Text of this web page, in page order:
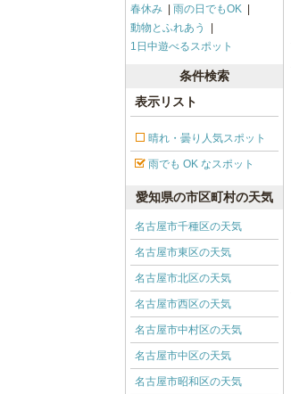
春休み
雨の日でもOK
動物とふれあう
1日中遊べるスポット
条件検索
表示リスト
晴れ・曇り人気スポット
雨でも OK なスポット
愛知県の市区町村の天気
名古屋市千種区の天気
名古屋市東区の天気
名古屋市北区の天気
名古屋市西区の天気
名古屋市中村区の天気
名古屋市中区の天気
名古屋市昭和区の天気